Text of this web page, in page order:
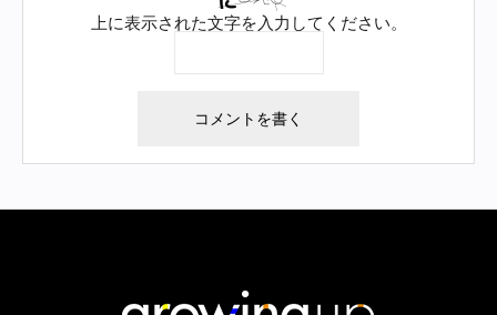
上に表示された文字を入力してください。